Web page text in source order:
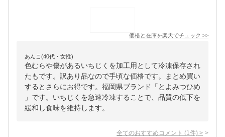
価格と在庫を楽天でチェック >>
あんこ(40代・女性)
色むらや傷があるいちじくを加工用として冷凍保存され
たもです。訳あり品なので手頃な価格です。まとめ買い
するとさらにお得です。福岡県ブランド「とよみつひめ
」です。いちじくを急速冷凍することで、品質の低下を
緩和し食味を維持します。
全てのおすすめコメント (1 件) >